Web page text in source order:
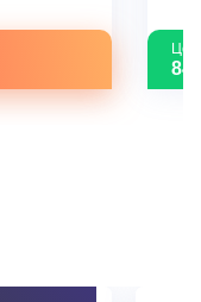
84